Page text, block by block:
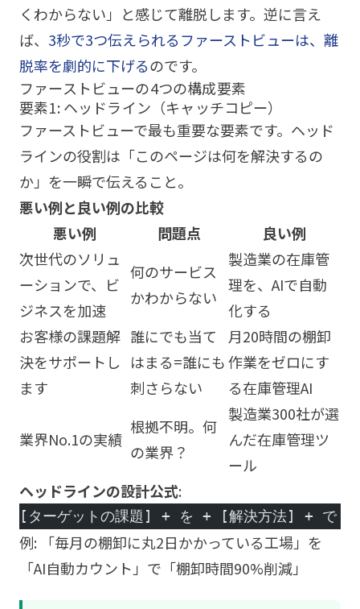
くわからない」と感じて離脱します。逆に言え
ば、 3秒で3つ伝えられるファーストビューは、離
脱率を劇的に下げるのです。
ファーストビューの4つの構成要素
要素1: ヘッドライン（キャッチコピー）
ファーストビューで最も重要な要素です。ヘッド
ラインの役割は「このページは何を解決するの
か」を一瞬で伝えること。
悪い例と良い例の比較
悪い例
問題点
良い例
次世代のソリュ
ーションで、ビ
ジネスを加速
何のサービス
かわからない
製造業の在庫管
理を、AIで自動
化する
お客様の課題解
決をサポートし
ます
誰にでも当て
はまる=誰にも
刺さらない
月20時間の棚卸
作業をゼロにす
る在庫管理AI
業界No.1の実績
根拠不明。何
の業界？
製造業300社が選
んだ在庫管理ツ
ール
ヘッドラインの設計公式:
[ターゲットの課題] + を + [解決方法] + で +
例: 「毎月の棚卸に丸2日かかっている工場」を
「AI自動カウント」で「棚卸時間90%削減」